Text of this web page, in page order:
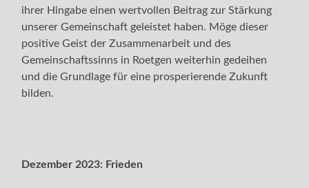
ihrer Hingabe einen wertvollen Beitrag zur Stärkung
unserer Gemeinschaft geleistet haben. Möge dieser
positive Geist der Zusammenarbeit und des
Gemeinschaftssinns in Roetgen weiterhin gedeihen
und die Grundlage für eine prosperierende Zukunft
bilden.
Dezember 2023: Frieden